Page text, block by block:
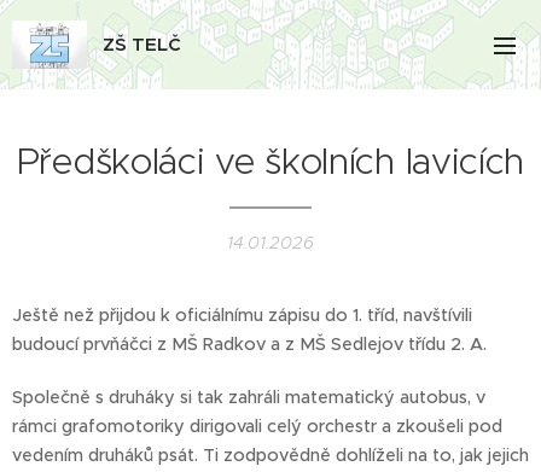
ZŠ TELČ
Předškoláci ve školních lavicích
14.01.2026
Ještě než přijdou k oficiálnímu zápisu do 1. tříd, navštívili
budoucí prvňáčci z MŠ Radkov a z MŠ Sedlejov třídu 2. A.
Společně s druháky si tak zahráli matematický autobus, v
rámci grafomotoriky dirigovali celý orchestr a zkoušeli pod
vedením druháků psát. Ti zodpovědně dohlíželi na to, jak jejich